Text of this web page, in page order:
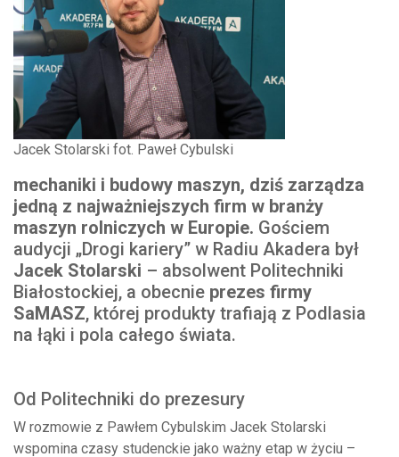
Jacek Stolarski fot. Paweł Cybulski
mechaniki i budowy maszyn, dziś zarządza
jedną z najważniejszych firm w branży
maszyn rolniczych w Europie. Gościem
audycji „Drogi kariery” w Radiu Akadera był
Jacek Stolarski – absolwent Politechniki
Białostockiej, a obecnie prezes firmy
SaMASZ, której produkty trafiają z Podlasia
na łąki i pola całego świata.
Od Politechniki do prezesury
W rozmowie z Pawłem Cybulskim Jacek Stolarski
wspomina czasy studenckie jako ważny etap w życiu –